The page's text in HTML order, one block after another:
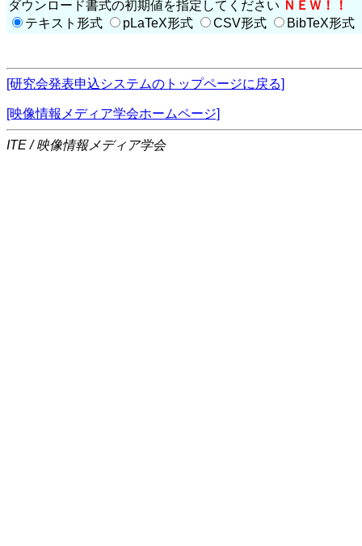
ダウンロード書式の初期値を指定してください ＮＥＷ！！
テキスト形式
pLaTeX形式 CSV形式 BibTeX形式
[研究会発表申込システムのトップページに戻る]
[映像情報メディア学会ホームページ]
ITE / 映像情報メディア学会